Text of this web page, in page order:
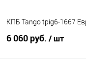
КПБ Tango tpig6-1667
6 060 руб. / шт